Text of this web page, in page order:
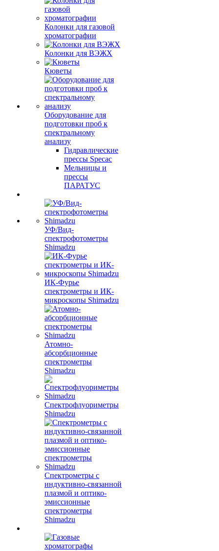
Колонки для газовой
хроматографии
Колонки для ВЭЖХ
Кюветы
Оборудование для
подготовки проб к
спектральному
анализу
Гидравлические
прессы Specac
Мельницы и
прессы
ПАРАТУС
УФ/Вид-
спектрофотометры
Shimadzu
ИК-Фурье
спектрометры и ИК-
микроскопы Shimadzu
Атомно-
абсорбционные
спектрометры
Shimadzu
Спектрофлуориметры
Shimadzu
Спектрометры с
индуктивно-связанной
плазмой и оптико-
эмиссионные
спектрометры
Shimadzu